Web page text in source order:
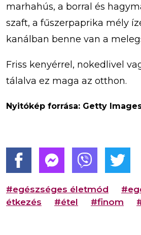
marhahús, a borral és
szaft, a fűszerpaprika mély
kanálban benne van a
Friss kenyérrel, nokedlivel
tálalva ez maga az otthon.
Nyitókép forrása: Getty
#egészséges életmód
étkezés
#étel #finom